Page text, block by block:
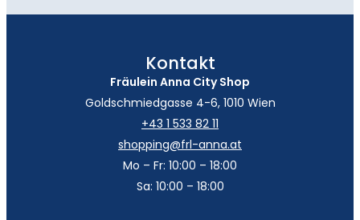
Kontakt
Fräulein Anna City Shop
Goldschmiedgasse 4-6, 1010 Wien
+43 1 533 82 11
shopping@frl-anna.at
Mo – Fr: 10:00 – 18:00
Sa: 10:00 – 18:00